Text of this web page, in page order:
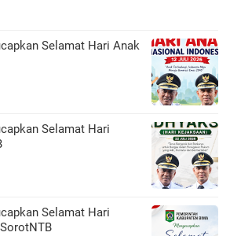
Selamat Hari Anak
Selamat Hari
Selamat Hari